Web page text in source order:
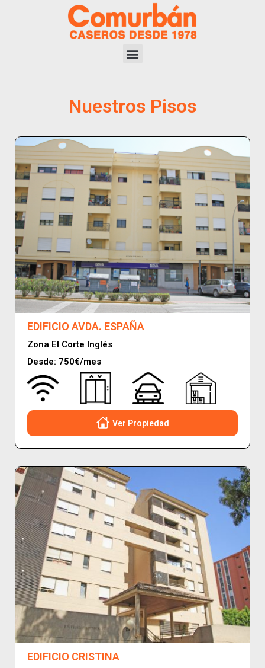
Nuestros Pisos
EDIFICIO AVDA. ESPAÑA
Zona El Corte Inglés
Desde: 750€/mes
Ver Propiedad
EDIFICIO CRISTINA